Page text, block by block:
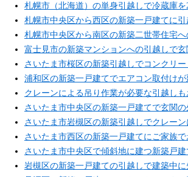
札幌市（北海道）の単身引越しで冷蔵庫
札幌市中央区から西区の新築一戸建てに引
札幌市中央区から南区の新築二世帯住宅へ
富士見市の新築マンションへの引越しで玄
さいたま市桜区の新築引越しでコンクリ
浦和区の新築一戸建てでエアコン取付けが
クレーンによる吊り作業が必要な引越し
さいたま市中央区の新築一戸建てで玄関
さいたま市岩槻区の新築引越しでクレー
さいたま市西区の新築一戸建てにご家族で
さいたま市中央区で傾斜地に建つ新築戸
岩槻区の新築一戸建ての引越しで建築中